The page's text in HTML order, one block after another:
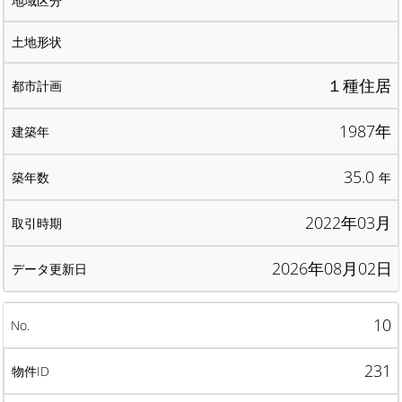
１種住居
1987年
35.0 年
2022年03月
2026年08月02日
10
231